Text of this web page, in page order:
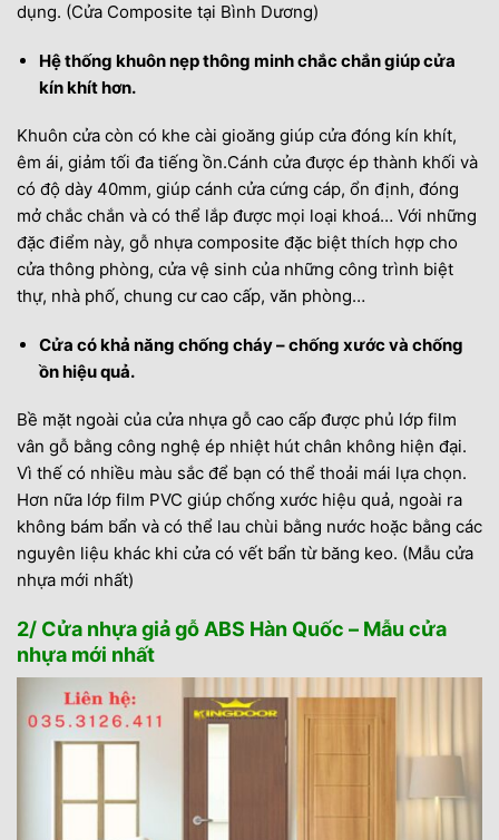
dụng. (Cửa Composite tại Bình Dương)
Hệ thống khuôn nẹp thông minh chắc chắn giúp cửa
kín khít hơn.
Khuôn cửa còn có khe cài gioăng giúp cửa đóng kín khít,
êm ái, giảm tối đa tiếng ồn.Cánh cửa được ép thành khối và
có độ dày 40mm, giúp cánh cửa cứng cáp, ổn định, đóng
mở chắc chắn và có thể lắp được mọi loại khoá… Với những
đặc điểm này, gỗ nhựa composite đặc biệt thích hợp cho
cửa thông phòng, cửa vệ sinh của những công trình biệt
thự, nhà phố, chung cư cao cấp, văn phòng…
Cửa có khả năng chống cháy – chống xước và chống
ồn hiệu quả.
Bề mặt ngoài của cửa nhựa gỗ cao cấp được phủ lớp film
vân gỗ bằng công nghệ ép nhiệt hút chân không hiện đại.
Vì thế có nhiều màu sắc để bạn có thể thoải mái lựa chọn.
Hơn nữa lớp film PVC giúp chống xước hiệu quả, ngoài ra
không bám bẩn và có thể lau chùi bằng nước hoặc bằng các
nguyên liệu khác khi cửa có vết bẩn từ băng keo. (Mẫu cửa
nhựa mới nhất)
2/ Cửa nhựa giả gỗ ABS Hàn Quốc – Mẫu cửa
nhựa mới nhất